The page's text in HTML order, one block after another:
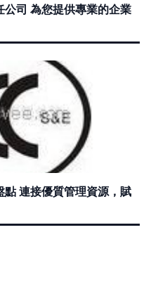
司 為您提供專業的企業
點 連接優質管理資源，賦